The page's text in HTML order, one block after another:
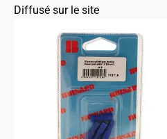
Diffusé sur le site